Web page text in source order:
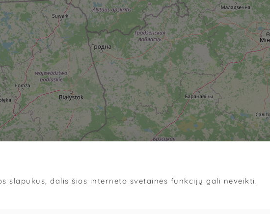
dalis šios interneto svetainės funkcijų gali neveikti.